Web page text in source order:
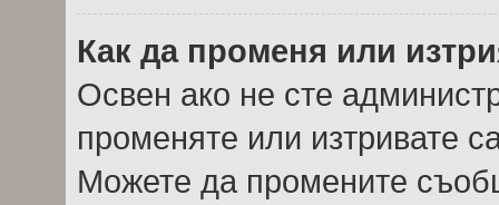
Как да променя или
Освен ако не сте
променяте или изтривате
Можете да промените